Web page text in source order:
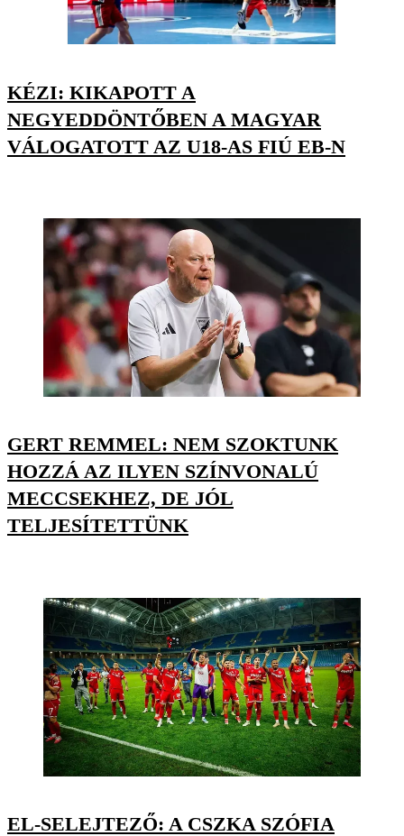
KÉZI: KIKAPOTT A
NEGYEDDÖNTŐBEN A MAGYAR
VÁLOGATOTT AZ U18-AS FIÚ EB-N
GERT REMMEL: NEM SZOKTUNK
HOZZÁ AZ ILYEN SZÍNVONALÚ
MECCSEKHEZ, DE JÓL
TELJESÍTETTÜNK
EL-SELEJTEZŐ: A CSZKA SZÓFIA